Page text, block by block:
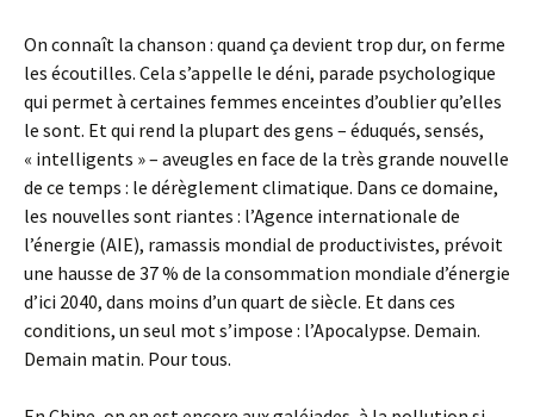
On connaît la chanson : quand ça devient trop dur, on ferme
les écoutilles. Cela s’appelle le déni, parade psychologique
qui permet à certaines femmes enceintes d’oublier qu’elles
le sont. Et qui rend la plupart des gens – éduqués, sensés,
« intelligents » – aveugles en face de la très grande nouvelle
de ce temps : le dérèglement climatique. Dans ce domaine,
les nouvelles sont riantes : l’Agence internationale de
l’énergie (AIE), ramassis mondial de productivistes, prévoit
une hausse de 37 % de la consommation mondiale d’énergie
d’ici 2040, dans moins d’un quart de siècle. Et dans ces
conditions, un seul mot s’impose : l’Apocalypse. Demain.
Demain matin. Pour tous.